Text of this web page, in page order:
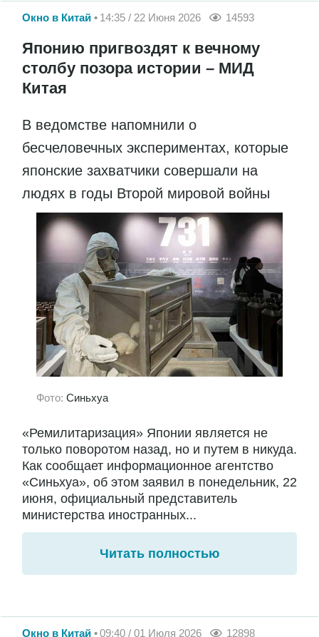
Окно в Китай 14:35 / 22 Июня 2026 14593
Японию пригвоздят к вечному
столбу позора истории – МИД
Китая
В ведомстве напомнили о
бесчеловечных экспериментах, которые
японские захватчики совершали на
людях в годы Второй мировой войны
Фото: Синьхуа
«Ремилитаризация» Японии является не
только поворотом назад, но и путем в никуда.
Как сообщает информационное агентство
«Синьхуа», об этом заявил в понедельник, 22
июня, официальный представитель
министерства иностранных...
Читать полностью
Окно в Китай 09:40 / 01 Июля 2026 12898